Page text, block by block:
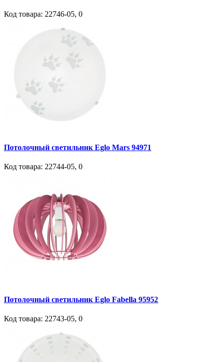
Код товара: 22746-05, 0
Потолочный светильник Eglo Mars 94971
Код товара: 22744-05, 0
Потолочный светильник Eglo Fabella 95952
Код товара: 22743-05, 0